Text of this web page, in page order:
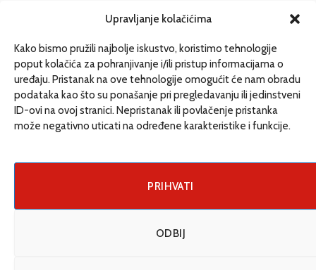
Upravljanje kolačićima
Kako bismo pružili najbolje iskustvo, koristimo tehnologije
poput kolačića za pohranjivanje i/ili pristup informacijama o
uređaju. Pristanak na ove tehnologije omogućit će nam obradu
podataka kao što su ponašanje pri pregledavanju ili jedinstveni
ID-ovi na ovoj stranici. Nepristanak ili povlačenje pristanka
može negativno uticati na određene karakteristike i funkcije.
PRIHVATI
ODBIJ
redakcija@etrafika.net
Dosije
Drugi pišu
Društvo